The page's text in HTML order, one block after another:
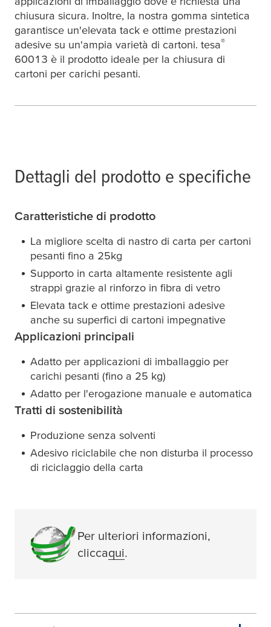
chiusura sicura. Inoltre, la nostra gomma sintetica
garantisce un'elevata tack e ottime prestazioni
adesive su un'ampia varietà di cartoni. tesa®
60013 è il prodotto ideale per la chiusura di
cartoni per carichi pesanti.
Dettagli del prodotto e specifiche
Caratteristiche di prodotto
La migliore scelta di nastro di carta per cartoni
pesanti fino a 25kg
Supporto in carta altamente resistente agli
strappi grazie al rinforzo in fibra di vetro
Elevata tack e ottime prestazioni adesive
anche su superfici di cartoni impegnative
Applicazioni principali
Adatto per applicazioni di imballaggio per
carichi pesanti (fino a 25 kg)
Adatto per l'erogazione manuale e automatica
Tratti di sostenibilità
Produzione senza solventi
Adesivo riciclabile che non disturba il processo
di riciclaggio della carta
Per ulteriori informazioni,
cliccaqui.